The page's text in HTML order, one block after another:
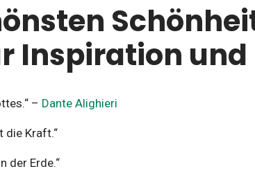
Inspiration und
– Dante Alighieri
die Kraft.“
der Erde.“